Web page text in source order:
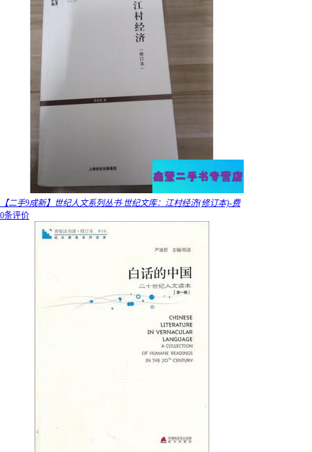
【二手9成新】世纪人文系列丛书·世纪文库：江村经济(修订本)-费
0条评价